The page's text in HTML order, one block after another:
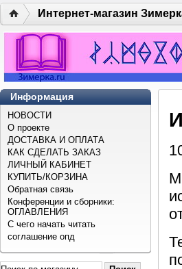
Интернет-магазин
Информация
НОВОСТИ
О проекте
ДОСТАВКА И ОПЛАТА
КАК СДЕЛАТЬ ЗАКАЗ
ЛИЧНЫЙ КАБИНЕТ
КУПИТЬ/КОРЗИНА
Обратная связь
Конференции и сборники:
ОГЛАВЛЕНИЯ
С чего начать читать
соглашение опд